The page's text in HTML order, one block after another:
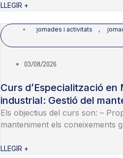
LLEGIR +
jornades i activitats ,
03/08/2026
Curs d’Especialització
industrial: Gestió del
Els objectius del curs son: –
manteniment els coneixements
LLEGIR +